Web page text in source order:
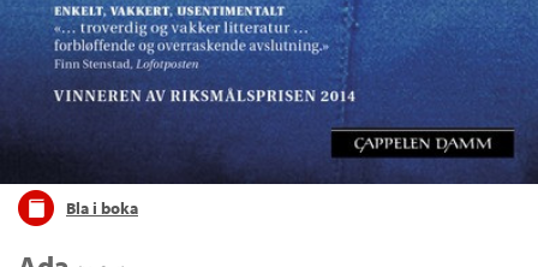
Bla i boka